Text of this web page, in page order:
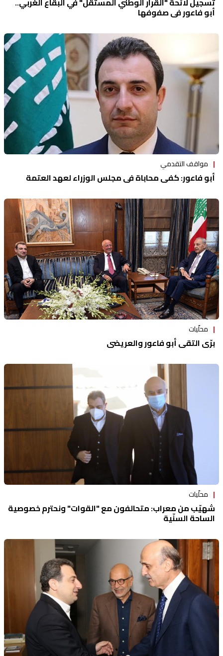
أبو فاعور في صفوفها
مواقف التقدمي
أبو فاعور: كفى محاباة في مجلس الوزراء لعهد العتمة
محلّيات
برّي التقى أبو فاعور والعريضي
محلّيات
شهيّب من معراب: متحالفون مع "القوات" ونحترم خصوصية
الساحة السنّية